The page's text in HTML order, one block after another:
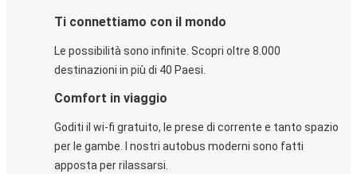
Ti connettiamo con il mondo
Le possibilità sono infinite. Scopri oltre 8.000
destinazioni in più di 40 Paesi.
Comfort in viaggio
Goditi il wi-fi gratuito, le prese di corrente e tanto spazio
per le gambe. I nostri autobus moderni sono fatti
apposta per rilassarsi.